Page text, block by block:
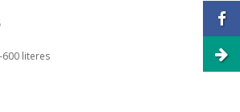
600 literes